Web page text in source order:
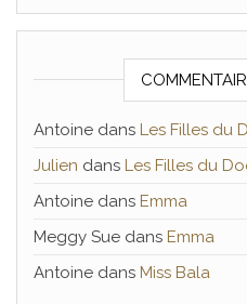
Antoine dans Les Filles du
Julien dans Les Filles du
Antoine dans Emma
Meggy Sue dans Emma
Antoine dans Miss Bala